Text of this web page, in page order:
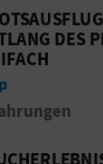
Seite
DES